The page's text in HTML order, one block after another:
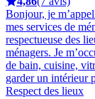
Bonjour, je
mes services de
respectueuse des
ménagers. Je
de bain, cuisine,
garder un intérieur
Respect des lieux